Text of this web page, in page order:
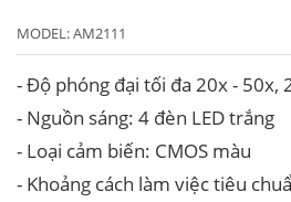
MODEL:AM2111
- Độ phóng đại tối đa 20x - 50x,
- Nguồn sáng: 4 đèn LED trắng
- Loại cảm biến: CMOS màu
- Khoảng cách làm việc tiêu